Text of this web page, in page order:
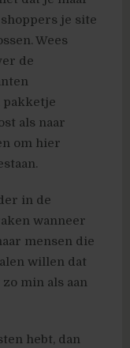
je site
Wees
de
pakketje
als naar
om hier
in de
wanneer
mensen die
willen dat
min als aan
hebt, dan